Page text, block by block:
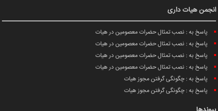
انجمن هیات داری
پاسخ به : نصب تمثال حضرات معصومین در هیات
پاسخ به : نصب تمثال حضرات معصومین در هیات
پاسخ به : نصب تمثال حضرات معصومین در هیات
پاسخ به : نصب تمثال حضرات معصومین در هیات
پاسخ به : چگونگی گرفتن مجوز هیات
پاسخ به : چگونگی گرفتن مجوز هیات